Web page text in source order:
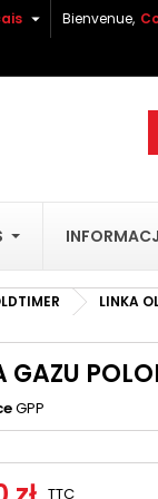
Bienvenue,

LINKA
GAZU
GPP
TTC